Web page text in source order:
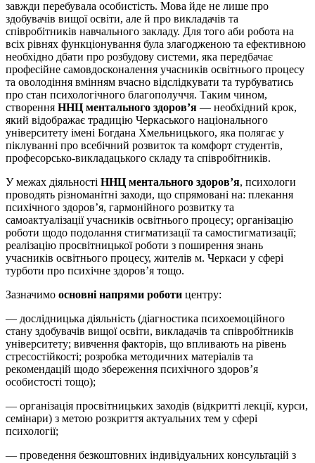
завжди перебувала особистість. Мова йде не лише про
здобувачів вищої освіти, але й про викладачів та
співробітників навчального закладу. Для того аби робота на
всіх рівнях функціонування була злагодженою та ефективною
необхідно дбати про розбудову системи, яка передбачає
професійне самовдосконалення учасників освітнього процесу
та оволодіння вмінням вчасно відслідкувати та турбуватись
про стан психологічного благополуччя. Таким чином,
створення ННЦ ментального здоров’я — необхідний крок,
який відображає традицію Черкаського національного
університету імені Богдана Хмельницького, яка полягає у
піклуванні про всебічний розвиток та комфорт студентів,
професорсько-викладацького складу та співробітників.
У межах діяльності ННЦ ментального здоров’я, психологи
проводять різноманітні заходи, що спрямовані на: плекання
психічного здоров’я, гармонійного розвитку та
самоактуалізації учасників освітнього процесу; організацію
роботи щодо подолання стигматизації та самостигматизації;
реалізацію просвітницької роботи з поширення знань
учасників освітнього процесу, жителів м. Черкаси у сфері
турботи про психічне здоров’я тощо.
Зазначимо основні напрями роботи центру:
— дослідницька діяльність (діагностика психоемоційного
стану здобувачів вищої освіти, викладачів та співробітників
університету; вивчення факторів, що впливають на рівень
стресостійкості; розробка методичних матеріалів та
рекомендацій щодо збереження психічного здоров’я
особистості тощо);
— організація просвітницьких заходів (відкритті лекції, курси,
семінари) з метою розкриття актуальних тем у сфері
психології;
— проведення безкоштовних індивідуальних консультацій з